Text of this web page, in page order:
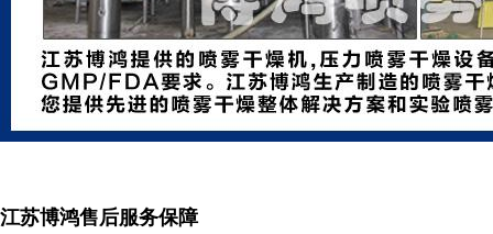
江苏博鸿售后服务保障